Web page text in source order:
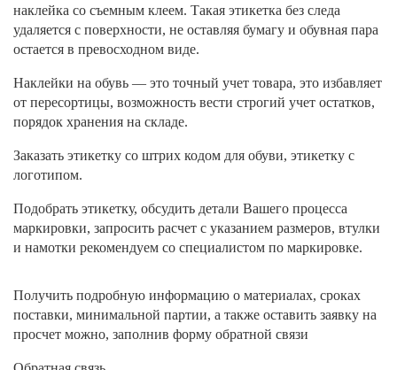
наклейка со съемным клеем. Такая этикетка без следа
удаляется с поверхности, не оставляя бумагу и обувная пара
остается в превосходном виде.
Наклейки на обувь — это точный учет товара, это избавляет
от пересортицы, возможность вести строгий учет остатков,
порядок хранения на складе.
Заказать этикетку со штрих кодом для обуви, этикетку с
логотипом.
Подобрать этикетку, обсудить детали Вашего процесса
маркировки, запросить расчет с указанием размеров, втулки
и намотки рекомендуем со специалистом по маркировке.
Получить подробную информацию о материалах, сроках
поставки, минимальной партии, а также оставить заявку на
просчет можно, заполнив форму обратной связи